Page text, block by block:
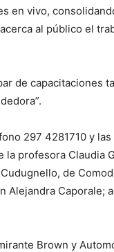
en vivo,
al público el
de capacitaciones
297 4281710 y
profesora Claudia
de
Alejandra Caporale;
Brown y